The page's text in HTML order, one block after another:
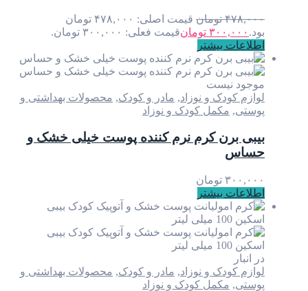
۴۷۸,۰۰۰ تومان
قیمت اصلی: ۴۷۸,۰۰۰ تومان
بود. ۳۰۰,۰۰۰ تومانقیمت فعلی: ۳۰۰,۰۰۰ تومان.
اطلاعات بیشتر
موجود نیست
لوازم کودک و نوزاد, مادر و کودک, محصولات بهداشتی و
پوستی, مکمل کودک و نوزاد
بیبی برن کرم نرم کننده پوست خیلی خشک و
حساس
۳۰۰,۰۰۰ تومان
اطلاعات بیشتر
در انبار
لوازم کودک و نوزاد, مادر و کودک, محصولات بهداشتی و
پوستی, مکمل کودک و نوزاد